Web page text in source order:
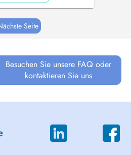
Seite
Besuchen Sie unsere FAQ oder
kontaktieren Sie uns